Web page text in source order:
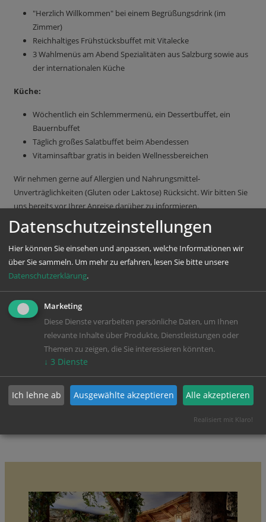
"Herzlich Willkommen" bei einem Begrüßungsdrink (im
Zimmer)
Reichhaltiges Frühstücksbuffet mit Vitalecke
3 Wahlmenüs am Abend Spezialitäten aus Salzburg sowie aus
der internationalen Küche
Küche:
Wöchentlich ein Schlemmermenü, ein Dessertbuffet, ein
Bauernbuffet
Täglich großes Salatbuffet beim Abendessen
Vitaminsaftbar gratis in beiden Wellnessbereichen
Wir nehmen gerne auf Allergien und Nahrungsmittel-
Unverträglichkeiten (Gluten oder Laktose) Rücksicht. Wir bitten Sie
uns bereits vor Ihrer Anreise darüber zu informieren.
Datenschutzeinstellungen
Hier können Sie einsehen und anpassen, welche Informationen wir
über Sie sammeln. Um mehr zu erfahren, lesen Sie bitte unsere
Datenschutzerklärung.
Marketing
Diese Dienste verarbeiten persönliche Daten, um Ihnen
relevante Inhalte über Produkte, Dienstleistungen oder
Themen zu zeigen, die Sie interessieren könnten.
↓ 3 Dienste
Ich lehne ab Ausgewählte akzeptieren Alle akzeptieren
Realisiert mit Klaro!